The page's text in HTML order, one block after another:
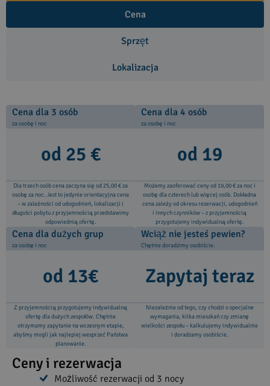
Cena
Sprzęt
Lokalizacja
Cena dla 3 osób
za osobę i noc
od 25 €
Dla trzech osób cena zaczyna się od 25,00 € za
osobę za noc. Jest to jedynie orientacyjna cena
– w zależności od udogodnień, lokalizacji i
długości pobytu z przyjemnością przedstawimy
odpowiednią ofertę.
Cena dla 4 osób
za osobę i noc
od 19
Możemy zaoferować ceny od 19,00 € za noc i
osobę dla czterech lub więcej osób. Dokładna
cena zależy od okresu rezerwacji, udogodnień
i innych czynników – z przyjemnością
przygotujemy indywidualną ofertę.
Cena dla dużych grup
za osobę i noc
od 13€
Z przyjemnością przygotujemy indywidualną
ofertę dla dużych zespołów. Chętnie
otrzymamy zapytanie na wczesnym etapie,
abyśmy mogli jak najlepiej wesprzeć Państwa
planowanie.
Wciąż nie jesteś pewien?
Chętnie doradzimy osobiście.
Zapytaj teraz
Niezależnie od tego, czy chodzi o specjalne
wymagania, kilka mieszkań czy zmianę
wielkości zespołu – kalkulujemy indywidualnie
i doradzamy osobiście.
Ceny i rezerwacja
Możliwość rezerwacji od 3 nocy